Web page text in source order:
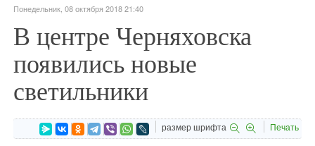
Понедельник, 08 октября 2018 21:40
В центре Черняховска
появились новые
светильники
размер шрифта Печать